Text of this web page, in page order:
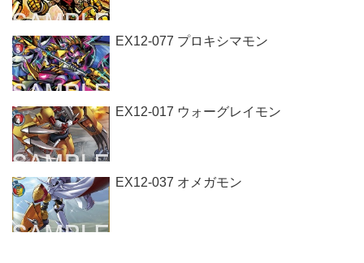
EX12-077 プロキシマモン
EX12-017 ウォーグレイモン
EX12-037 オメガモン